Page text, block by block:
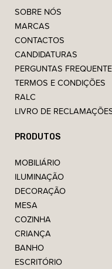
SOBRE NÓS
MARCAS
CONTACTOS
CANDIDATURAS
PERGUNTAS
TERMOS E CONDIÇÕES
RALC
LIVRO DE
PRODUTOS
MOBILIÁRIO
ILUMINAÇÃO
DECORAÇÃO
MESA
COZINHA
CRIANÇA
BANHO
ESCRITÓRIO